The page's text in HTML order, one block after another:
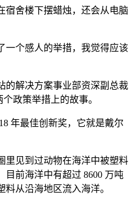
宿舍楼下摆蜡烛，还会从电脑
一个感人的举措，我觉得应该
的解决方案事业部资深副总裁
政策举措上的故事。
年最佳创新奖，它就是戴尔
里见到过动物在海洋中被塑料
目前海洋中有超过 8600 万吨
料从沿海地区流入海洋。